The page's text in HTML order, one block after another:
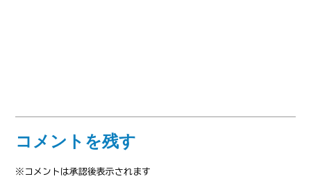
コメントを残す
※コメントは承認後表示されます